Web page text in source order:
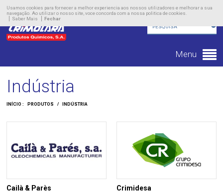
Usamos cookies para fornecer a melhor experiencia aos nossos utilizadores e melhorar a sua
navegação. Ao utilizar o nosso site, voce concorda com a nossa politica de cookies.
Saber Mais
Fechar
Empresa
Produtos
Menu
Indústria
INÍCIO : PRODUTOS / INDÚSTRIA
Cailà & Parès Crimidesa